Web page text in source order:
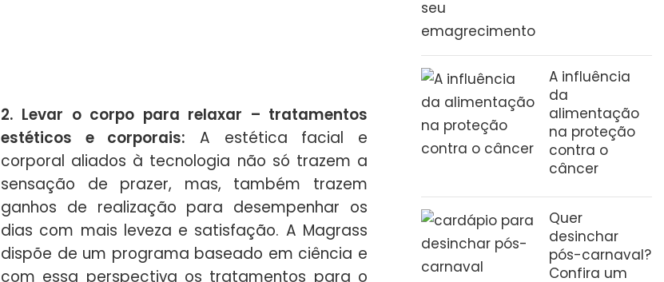
2. Levar o corpo para relaxar – tratamentos
estéticos e corporais: A estética facial e
corporal aliados à tecnologia não só trazem a
sensação de prazer, mas, também trazem
ganhos de realização para desempenhar os
dias com mais leveza e satisfação. A Magrass
dispõe de um programa baseado em ciência e
com essa perspectiva os tratamentos para o
A influência
da
alimentação
na proteção
contra o
câncer
Quer
desinchar
pós-carnaval?
Confira um